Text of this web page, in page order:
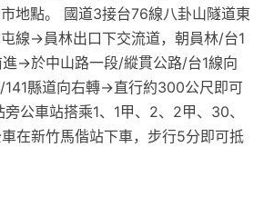
地點。 國道3接台76線八卦山隧道東
線→員林出口下交流道，朝員林/台1
→於中山路一段/縱貫公路/台1線向
縣道向右轉→直行約300公尺即可
公車站搭乘1、1甲、2、2甲、30、
在新竹馬偕站下車，步行5分即可抵